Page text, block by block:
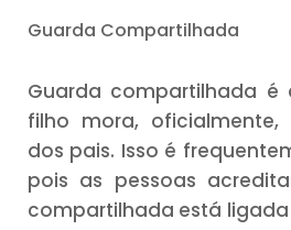
Guarda Compartilhada
Guarda compartilhada
filho mora,
dos pais. Isso é
pois as pessoas
compartilhada está